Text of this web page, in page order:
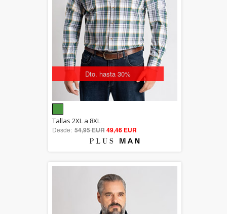
Dto. hasta 30%
5.00
out of 5
Tallas 2XL a 8XL
Desde: 54,95 EUR49,46 EUR